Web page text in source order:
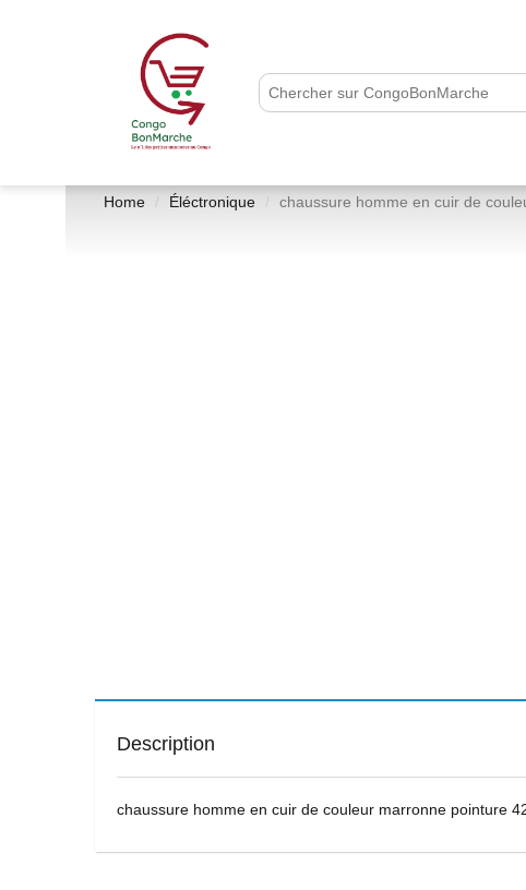
Home Éléctronique chaussure homme en cuir de
Description
chaussure homme en cuir de couleur marronne pointure